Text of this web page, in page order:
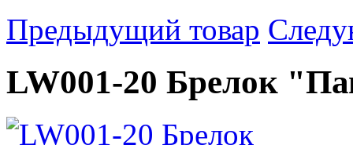
Предыдущий товар
LW001-20 Брелок